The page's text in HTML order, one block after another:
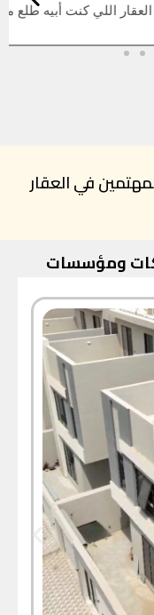
التحديث يكون أسرع
في العقار
ومؤسسات